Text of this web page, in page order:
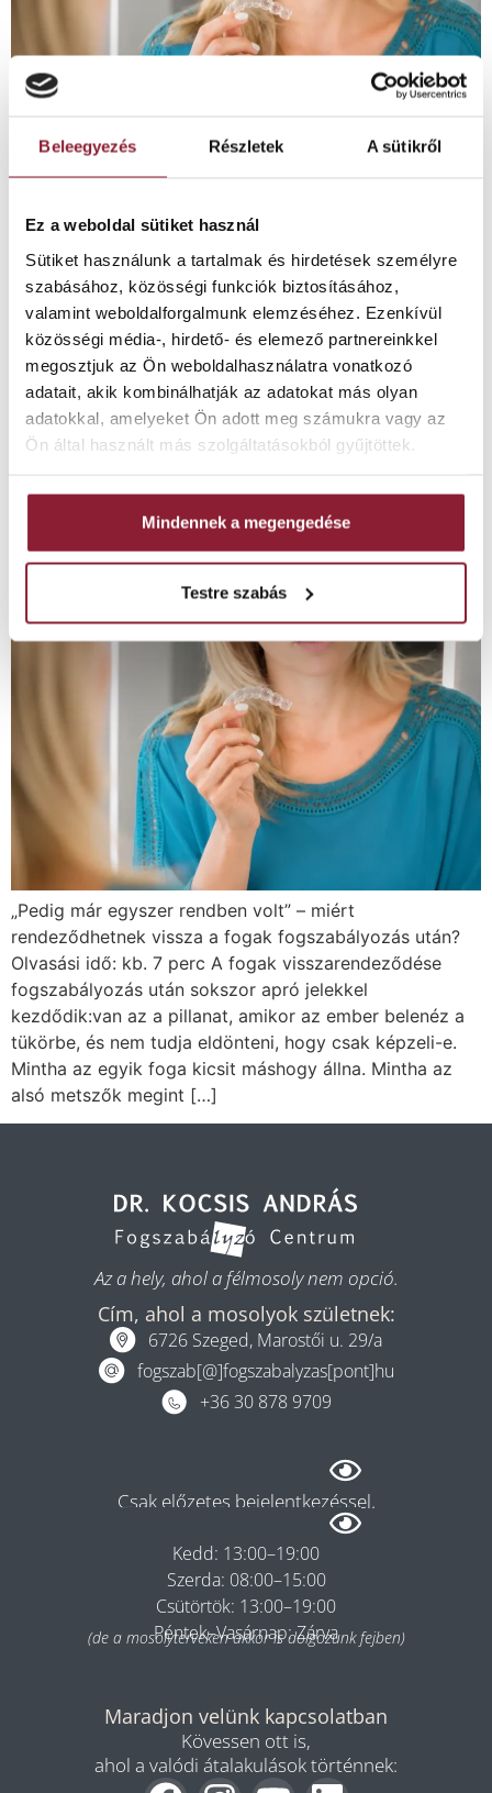
Beleegyezés Részletek A sütikről
Ez a weboldal sütiket használ
Sütiket használunk a tartalmak és hirdetések személyre
szabásához, közösségi funkciók biztosításához,
valamint weboldalforgalmunk elemzéséhez. Ezenkívül
közösségi média-, hirdető- és elemező partnereinkkel
megosztjuk az Ön weboldalhasználatra vonatkozó
adatait, akik kombinálhatják az adatokat más olyan
adatokkal, amelyeket Ön adott meg számukra vagy az
Ön által használt más szolgáltatásokból gyűjtöttek.
Mindennek a megengedése
Testre szabás
Dr. Kocsis András Fogszabályzó Centrum Milyen
rövid kérdéssel segítünk átgondolni, milyen
szempontokat érdemes szakorvosi konzultáción
tisztázni. Az eredmény tájékoztató jellegű, nem
diagnózis és nem végleges kezelési terv. Pontos választ
szakorvosi vizsgálat után lehet adni. Elindítom a
tájékozódót 1/9 Vissza Tájékoztató értékelés A válaszai
alapján ezek a szempontok lehetnek fontosak: Ez […]
fogszabályozás után
„Pedig már egyszer rendben volt” – miért
rendeződhetnek vissza a fogak fogszabályozás után?
Olvasási idő: kb. 7 perc A fogak visszarendeződése
fogszabályozás után sokszor apró jelekkel
kezdődik:van az a pillanat, amikor az ember belenéz a
tükörbe, és nem tudja eldönteni, hogy csak képzeli-e.
Mintha az egyik foga kicsit máshogy állna. Mintha az
alsó metszők megint […]
Az a hely, ahol a félmosoly nem opció.
Cím, ahol a mosolyok születnek:
6726 Szeged, Marostői u. 29/a
fogszab[@]fogszabalyzas[pont]hu
+36 30 878 9709
Csak előzetes bejelentkezéssel.
Kedd: 13:00–19:00
Szerda: 08:00–15:00
Csütörtök: 13:00–19:00
Péntek–Vasárnap: Zárva
(de a mosolyterveken akkor is dolgozunk fejben)
Maradjon velünk kapcsolatban
Kövessen ott is,
ahol a valódi átalakulások történnek: